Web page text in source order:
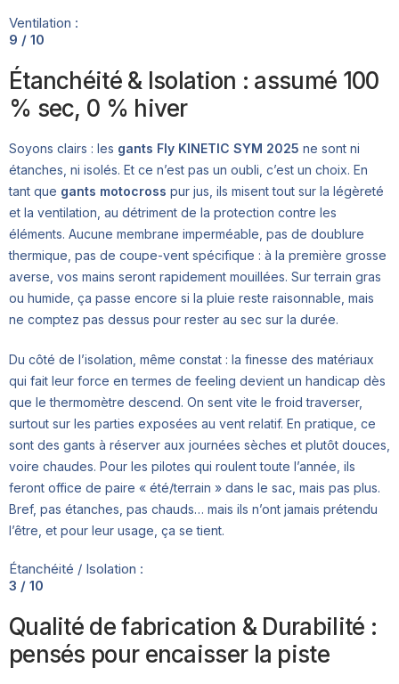
Ventilation :
9 / 10
Étanchéité & Isolation : assumé 100
% sec, 0 % hiver
Soyons clairs : les gants Fly KINETIC SYM 2025 ne sont ni
étanches, ni isolés. Et ce n’est pas un oubli, c’est un choix. En
tant que gants motocross pur jus, ils misent tout sur la légèreté
et la ventilation, au détriment de la protection contre les
éléments. Aucune membrane imperméable, pas de doublure
thermique, pas de coupe-vent spécifique : à la première grosse
averse, vos mains seront rapidement mouillées. Sur terrain gras
ou humide, ça passe encore si la pluie reste raisonnable, mais
ne comptez pas dessus pour rester au sec sur la durée.
Du côté de l’isolation, même constat : la finesse des matériaux
qui fait leur force en termes de feeling devient un handicap dès
que le thermomètre descend. On sent vite le froid traverser,
surtout sur les parties exposées au vent relatif. En pratique, ce
sont des gants à réserver aux journées sèches et plutôt douces,
voire chaudes. Pour les pilotes qui roulent toute l’année, ils
feront office de paire « été/terrain » dans le sac, mais pas plus.
Bref, pas étanches, pas chauds… mais ils n’ont jamais prétendu
l’être, et pour leur usage, ça se tient.
Étanchéité / Isolation :
3 / 10
Qualité de fabrication & Durabilité :
pensés pour encaisser la piste